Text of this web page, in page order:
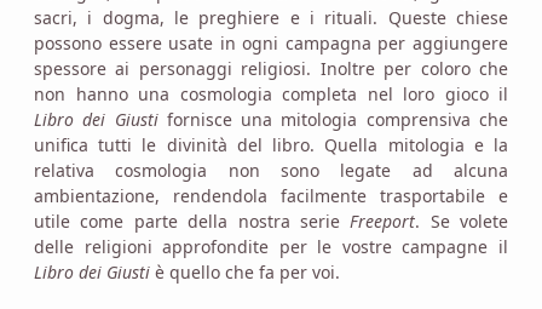
sacri, i dogma, le preghiere e i rituali. Queste chiese
possono essere usate in ogni campagna per aggiungere
spessore ai personaggi religiosi. Inoltre per coloro che
non hanno una cosmologia completa nel loro gioco il
Libro dei Giustifornisce una mitologia comprensiva che
unifica tutti le divinità del libro. Quella mitologia e la
relativa cosmologia non sono legate ad alcuna
ambientazione, rendendola facilmente trasportabile e
utile come parte della nostra serie Freeport. Se volete
delle religioni approfondite per le vostre campagne il
Libro dei Giusti è quello che fa per voi.